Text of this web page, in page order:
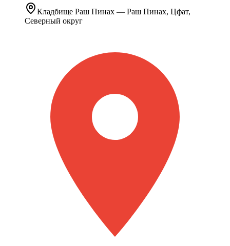
Кладбище Раш Пинах — Раш Пинах, Цфат,
Северный округ